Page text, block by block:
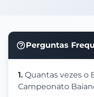
Perguntas
1. Quantas vezes o
Campeonato